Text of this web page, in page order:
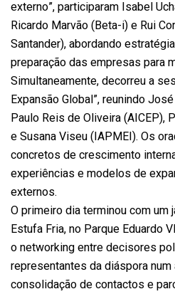
externo”, participaram Isabel
Ricardo Marvão (Beta-i) e Rui
Santander), abordando
preparação das empresas para
Simultaneamente, decorreu a
Expansão Global”, reunindo
Paulo Reis de Oliveira (AICEP),
e Susana Viseu (IAPMEI). Os
concretos de crescimento
experiências e modelos de
externos.
O primeiro dia terminou com um
Estufa Fria, no Parque Eduardo
o networking entre decisores
representantes da diáspora
consolidação de contactos e